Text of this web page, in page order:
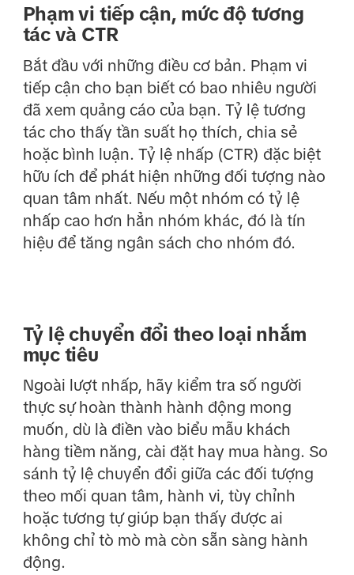
Phạm vi tiếp cận, mức độ tương
tác và CTR
Bắt đầu với những điều cơ bản. Phạm vi
tiếp cận cho bạn biết có bao nhiêu người
đã xem quảng cáo của bạn. Tỷ lệ tương
tác cho thấy tần suất họ thích, chia sẻ
hoặc bình luận. Tỷ lệ nhấp (CTR) đặc biệt
hữu ích để phát hiện những đối tượng nào
quan tâm nhất. Nếu một nhóm có tỷ lệ
nhấp cao hơn hẳn nhóm khác, đó là tín
hiệu để tăng ngân sách cho nhóm đó.
Tỷ lệ chuyển đổi theo loại nhắm
mục tiêu
Ngoài lượt nhấp, hãy kiểm tra số người
thực sự hoàn thành hành động mong
muốn, dù là điền vào biểu mẫu khách
hàng tiềm năng, cài đặt hay mua hàng. So
sánh tỷ lệ chuyển đổi giữa các đối tượng
theo mối quan tâm, hành vi, tùy chỉnh
hoặc tương tự giúp bạn thấy được ai
không chỉ tò mò mà còn sẵn sàng hành
động.